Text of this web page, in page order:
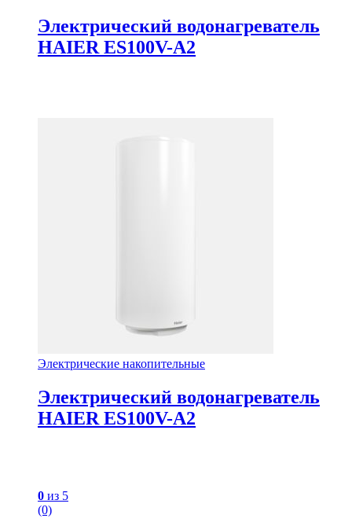
Электрический водонагреватель
HAIER ES100V-A2
Электрические накопительные
Электрический водонагреватель
HAIER ES100V-A2
0 из 5
(0)